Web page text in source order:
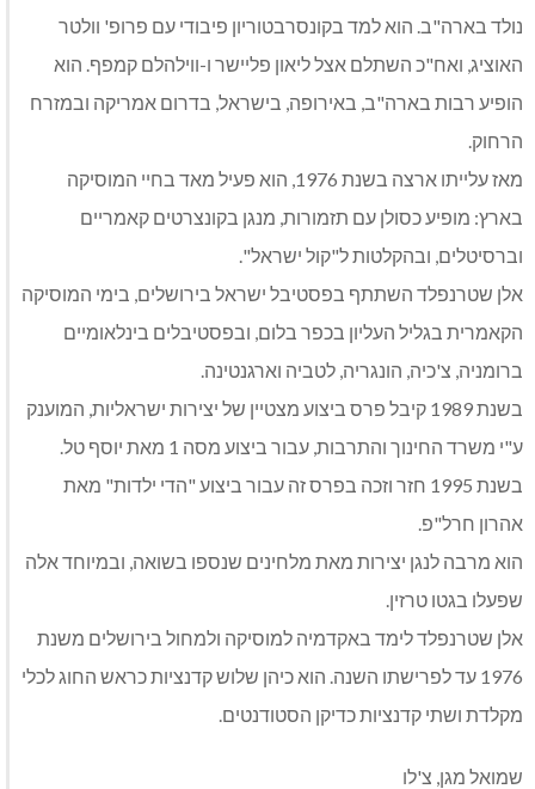
נולד בארה"ב. הוא למד בקונסרבטוריון פיבודי עם פרופ' וולטר
האוציג, ואח"כ השתלם אצל ליאון פליישר ו-ווילהלם קמפף. הוא
הופיע רבות בארה"ב, באירופה, בישראל, בדרום אמריקה ובמזרח
הרחוק.
מאז עלייתו ארצה בשנת 1976, הוא פעיל מאד בחיי המוסיקה
בארץ: מופיע כסולן עם תזמורות, מנגן בקונצרטים קאמריים
וברסיטלים, ובהקלטות ל"קול ישראל".
אלן שטרנפלד השתתף בפסטיבל ישראל בירושלים, בימי המוסיקה
הקאמרית בגליל העליון בכפר בלום, ובפסטיבלים בינלאומיים
ברומניה, צ'כיה, הונגריה, לטביה וארגנטינה.
בשנת 1989 קיבל פרס ביצוע מצטיין של יצירות ישראליות, המוענק
ע"י משרד החינוך והתרבות, עבור ביצוע מסה 1 מאת יוסף טל.
בשנת 1995 חזר וזכה בפרס זה עבור ביצוע "הדי ילדות" מאת
אהרון חרל"פ.
הוא מרבה לנגן יצירות מאת מלחינים שנספו בשואה, ובמיוחד אלה
שפעלו בגטו טרזין.
אלן שטרנפלד לימד באקדמיה למוסיקה ולמחול בירושלים משנת
1976 עד לפרישתו השנה. הוא כיהן שלוש קדנציות כראש החוג לכלי
מקלדת ושתי קדנציות כדיקן הסטודנטים.
שמואל מגן, צ'לו